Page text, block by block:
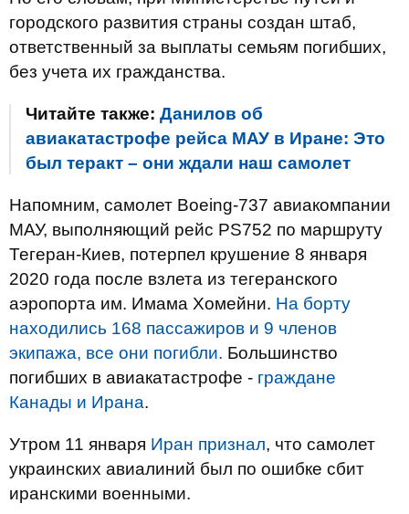
городского развития страны создан штаб,
ответственный за выплаты семьям погибших,
без учета их гражданства.
Читайте также: Данилов об
авиакатастрофе рейса МАУ в Иране: Это
был теракт – они ждали наш самолет
Напомним, самолет Boeing-737 авиакомпании
МАУ, выполняющий рейс PS752 по маршруту
Тегеран-Киев, потерпел крушение 8 января
2020 года после взлета из тегеранского
аэропорта им. Имама Хомейни. На борту
находились 168 пассажиров и 9 членов
экипажа, все они погибли. Большинство
погибших в авиакатастрофе - граждане
Канады и Ирана.
Утром 11 января Иран признал, что самолет
украинских авиалиний был по ошибке сбит
иранскими военными.